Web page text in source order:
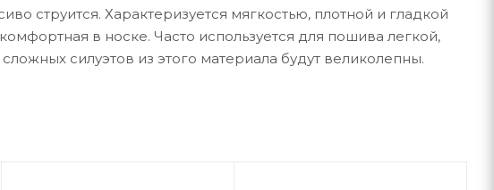
струится. Характеризуется мягкостью, плотной и гладкой
в носке. Часто используется для пошива легкой,
силуэтов из этого материала будут великолепны.